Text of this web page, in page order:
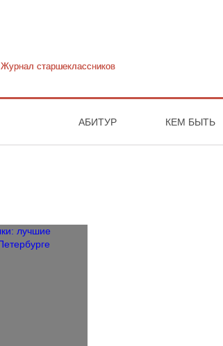
Журнал старшекласcников
АБИТУР КЕМ БЫТЬ